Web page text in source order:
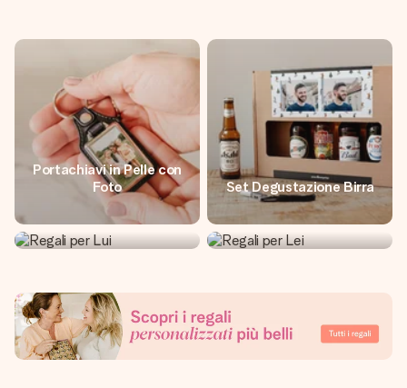
Portachiavi in Pelle con
Foto
Set Degustazione Birra
Regali per Lui
Regali per Lei